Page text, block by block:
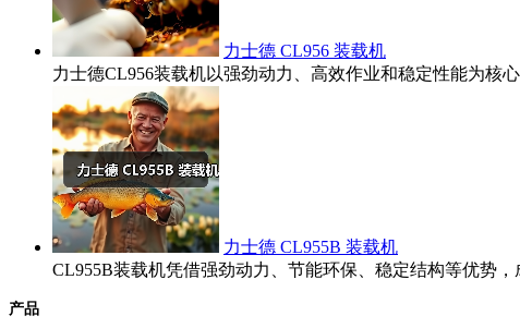
力士德 CL956 装载机
力士德CL956装载机以强劲动力、高效作业和稳定性能为核
力士德 CL955B 装载机
CL955B装载机凭借强劲动力、节能环保、稳定结构等优势
产品